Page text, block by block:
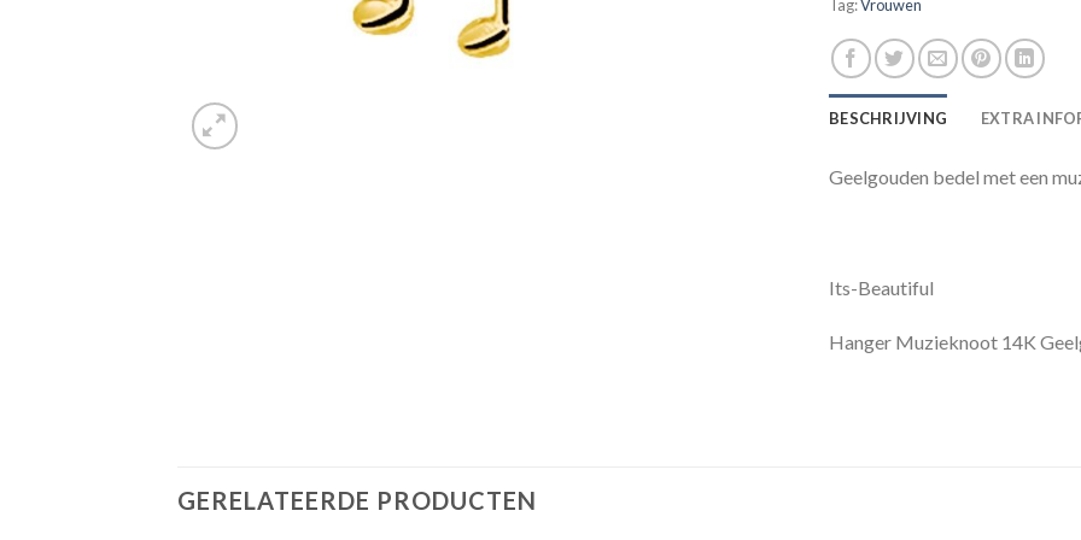
Tag:Vrouwen
BESCHRIJVING EXTRA
Geelgouden bedel met een
Its-Beautiful
Hanger Muzieknoot 14K
GERELATEERDE PRODUCTEN